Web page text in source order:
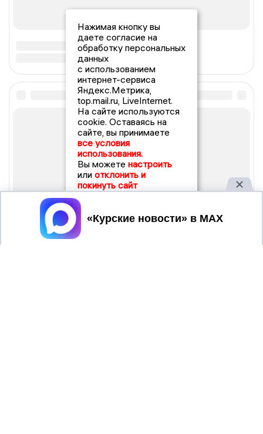
Нажимая кнопку вы
даете согласие на
обработку персональных
данных
с использованием
интернет-сервиса
Яндекс.Метрика,
top.mail.ru, LiveInternet.
На сайте используются
cookie. Оставаясь на
сайте, вы принимаете
все условия
использования.
Вы можете настроить
или отклонить и
покинуть сайт
Принять